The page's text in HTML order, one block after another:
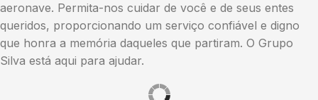
aeronave. Permita-nos cuidar de você e de seus entes
queridos, proporcionando um serviço confiável e digno
que honra a memória daqueles que partiram. O Grupo
Silva está aqui para ajudar.